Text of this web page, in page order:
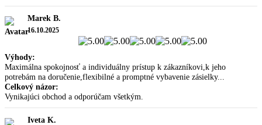
Marek B.
16.10.2025
Výhody:
Maximálna spokojnosť a individuálny prístup k zákazníkovi,k jeho
potrebám na doručenie,flexibilné a promptné vybavenie zásielky...
Celkový názor:
Vynikajúci obchod a odporúčam všetkým.
Iveta K.